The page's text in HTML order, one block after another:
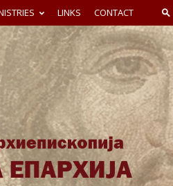
LINKS CONTACT